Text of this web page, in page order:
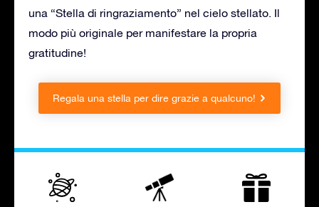
una “Stella di ringraziamento” nel cielo stellato. Il
modo più originale per manifestare la propria
gratitudine!
Regala una stella per dire grazie a qualcuno!